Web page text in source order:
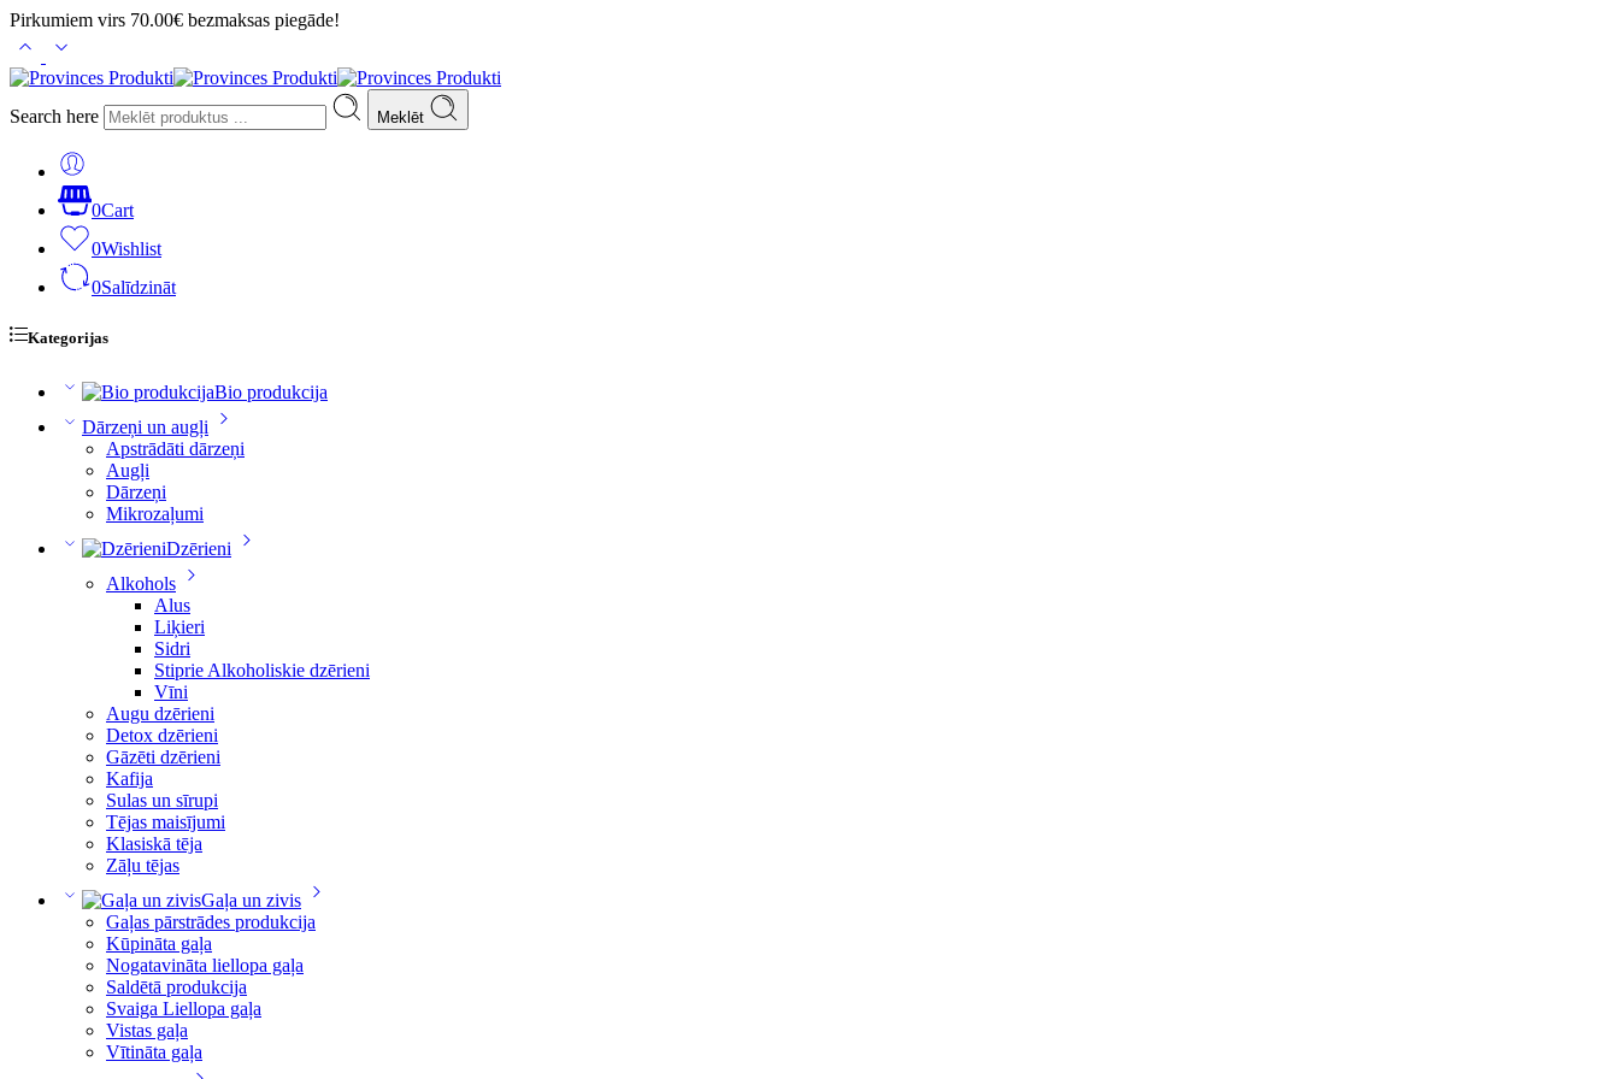
Pirkumiem virs 70.00€ bezmaksas piegāde!
Search here Meklēt
0Cart
0Wishlist
0Salīdzināt
Kategorijas
Bio produkcija
Dārzeņi un augļi
Apstrādāti dārzeņi
Augļi
Dārzeņi
Mikrozaļumi
Dzērieni
Alkohols
Alus
Liķieri
Sidri
Stiprie Alkoholiskie dzērieni
Vīni
Augu dzērieni
Detox dzērieni
Gāzēti dzērieni
Kafija
Sulas un sīrupi
Tējas maisījumi
Klasiskā tēja
Zāļu tējas
Gaļa un zivis
Gaļas pārstrādes produkcija
Kūpināta gaļa
Nogatavināta liellopa gaļa
Saldētā produkcija
Svaiga Liellopa gaļa
Vistas gaļa
Vītināta gaļa